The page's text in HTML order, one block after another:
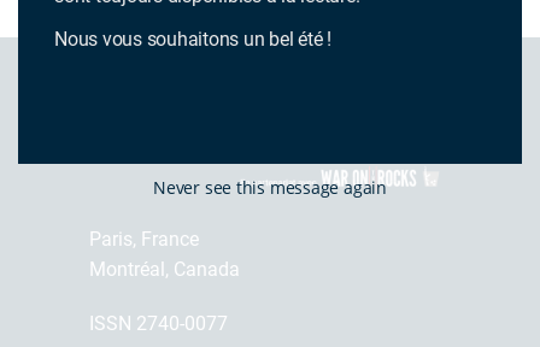
Paris, France
Montréal, Canada
ISSN 2740-0077
Nous vous souhaitons un bel été !
Never see this message again